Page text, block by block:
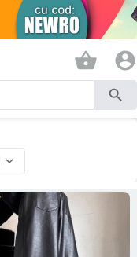
shopping_basket account_circle
search
keyboard_arrow_down